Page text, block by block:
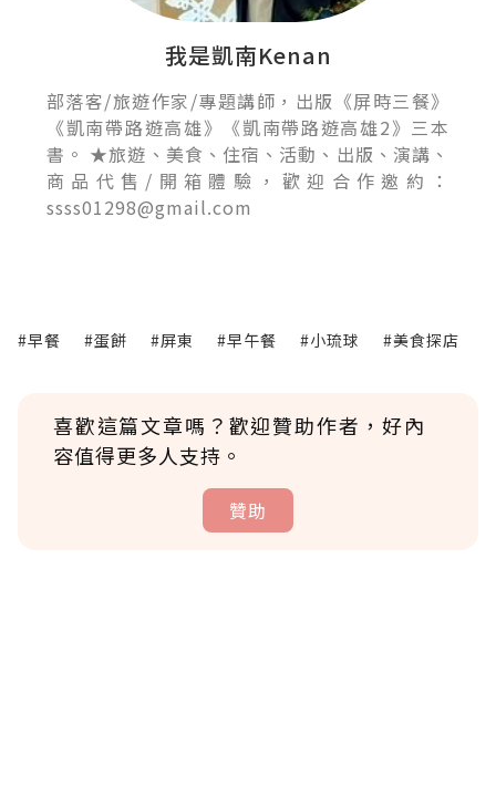
我是凱南Kenan
部落客/旅遊作家/專題講師，出版《屏時三餐》
《凱南帶路遊高雄》《凱南帶路遊高雄2》三本
書。 ★旅遊、美食、住宿、活動、出版、演講、
商品代售/開箱體驗，歡迎合作邀約：
ssss01298@gmail.com
#早餐 #蛋餅 #屏東 #早午餐 #小琉球 #美食探店
喜歡這篇文章嗎？歡迎贊助作者，好內
容值得更多人支持。
贊助